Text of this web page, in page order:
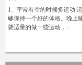
1、平常有空的时候多运动
够保持一个好的体格。晚上
要适量的做一些运动，...